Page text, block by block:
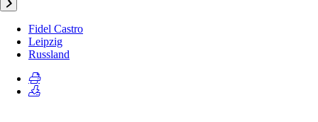
Fidel Castro
Leipzig
Russland